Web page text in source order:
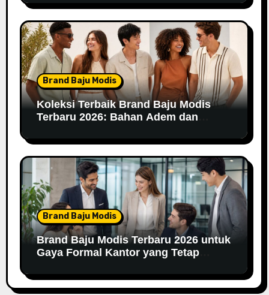
Brand Baju Modis
Koleksi Terbaik Brand Baju Modis
Terbaru 2026: Bahan Adem dan
Brand Baju Modis
Brand Baju Modis Terbaru 2026 untuk
Gaya Formal Kantor yang Tetap